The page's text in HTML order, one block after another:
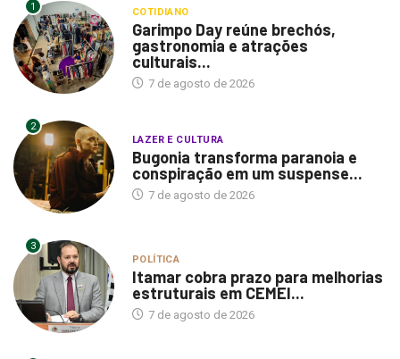
1 COTIDIANO
Garimpo Day reúne brechós,
gastronomia e atrações
culturais...
7 de agosto de 2026
2
LAZER E CULTURA
Bugonia transforma paranoia e
conspiração em um suspense...
7 de agosto de 2026
3
POLÍTICA
Itamar cobra prazo para melhorias
estruturais em CEMEI...
7 de agosto de 2026